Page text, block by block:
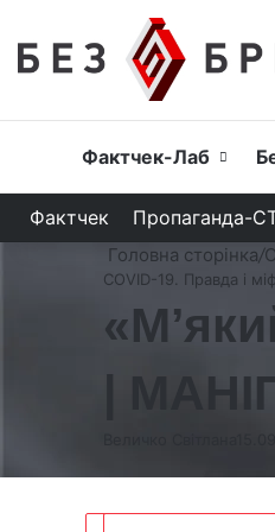
Головна
Фактчек-Лаб
Фактчек Пропаганда-
Головна сторінка/
COVID-19. Правда і
|